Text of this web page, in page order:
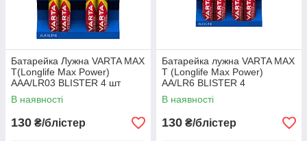
Батарейка Лужна VARTA MAX
T(Longlife Max Power)
AAA/LR03 BLISTER 4 шт
В наявності
130 ₴/блістер
Батарейка лужна VARTA MAX
T (Longlife Max Power)
AA/LR6 BLISTER 4
В наявності
130 ₴/блістер